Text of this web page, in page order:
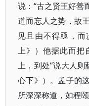
说：“古之贤王好善
道而忘人之势，故
见且由不得亟，而
上》）他据此而把
上，到处“说大人则
心下》）。孟子的
所深深称道，如程